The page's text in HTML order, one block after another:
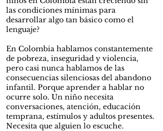
las condiciones mínimas para
desarrollar algo tan básico como el
lenguaje?
En Colombia hablamos constantemente
de pobreza, inseguridad y violencia,
pero casi nunca hablamos de las
consecuencias silenciosas del abandono
infantil. Porque aprender a hablar no
ocurre solo. Un niño necesita
conversaciones, atención, educación
temprana, estímulos y adultos presentes.
Necesita que alguien lo escuche.